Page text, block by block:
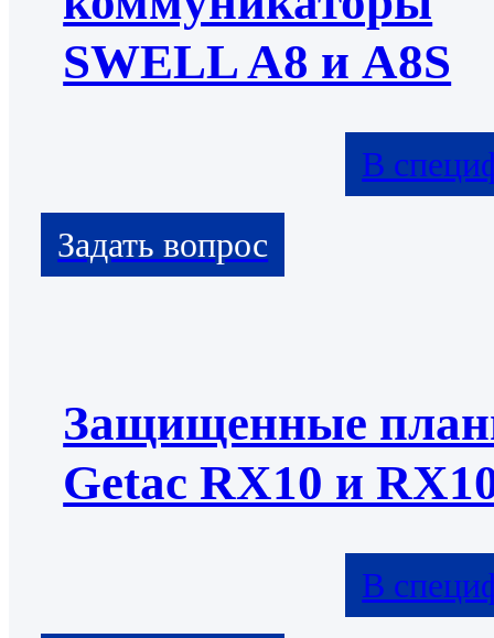
SWELL A8 и A8S
В
Защищенные
Getac RX10 и
В